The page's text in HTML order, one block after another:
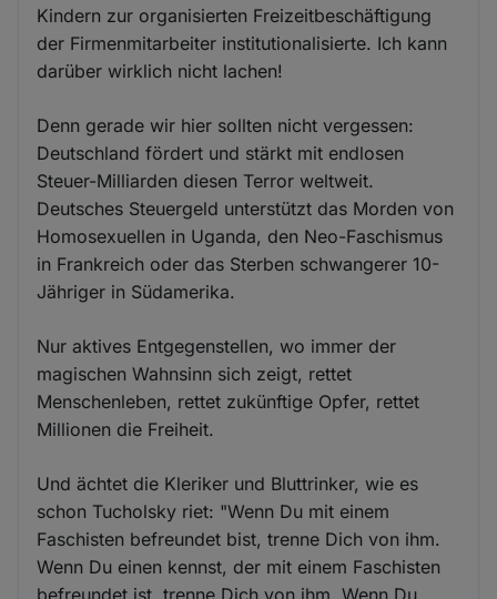
Kindern zur organisierten Freizeitbeschäftigung
der Firmenmitarbeiter institutionalisierte. Ich kann
darüber wirklich nicht lachen!
Denn gerade wir hier sollten nicht vergessen:
Deutschland fördert und stärkt mit endlosen
Steuer-Milliarden diesen Terror weltweit.
Deutsches Steuergeld unterstützt das Morden von
Homosexuellen in Uganda, den Neo-Faschismus
in Frankreich oder das Sterben schwangerer 10-
Jähriger in Südamerika.
Nur aktives Entgegenstellen, wo immer der
magischen Wahnsinn sich zeigt, rettet
Menschenleben, rettet zukünftige Opfer, rettet
Millionen die Freiheit.
Und ächtet die Kleriker und Bluttrinker, wie es
schon Tucholsky riet: "Wenn Du mit einem
Faschisten befreundet bist, trenne Dich von ihm.
Wenn Du einen kennst, der mit einem Faschisten
befreundet ist, trenne Dich von ihm. Wenn Du